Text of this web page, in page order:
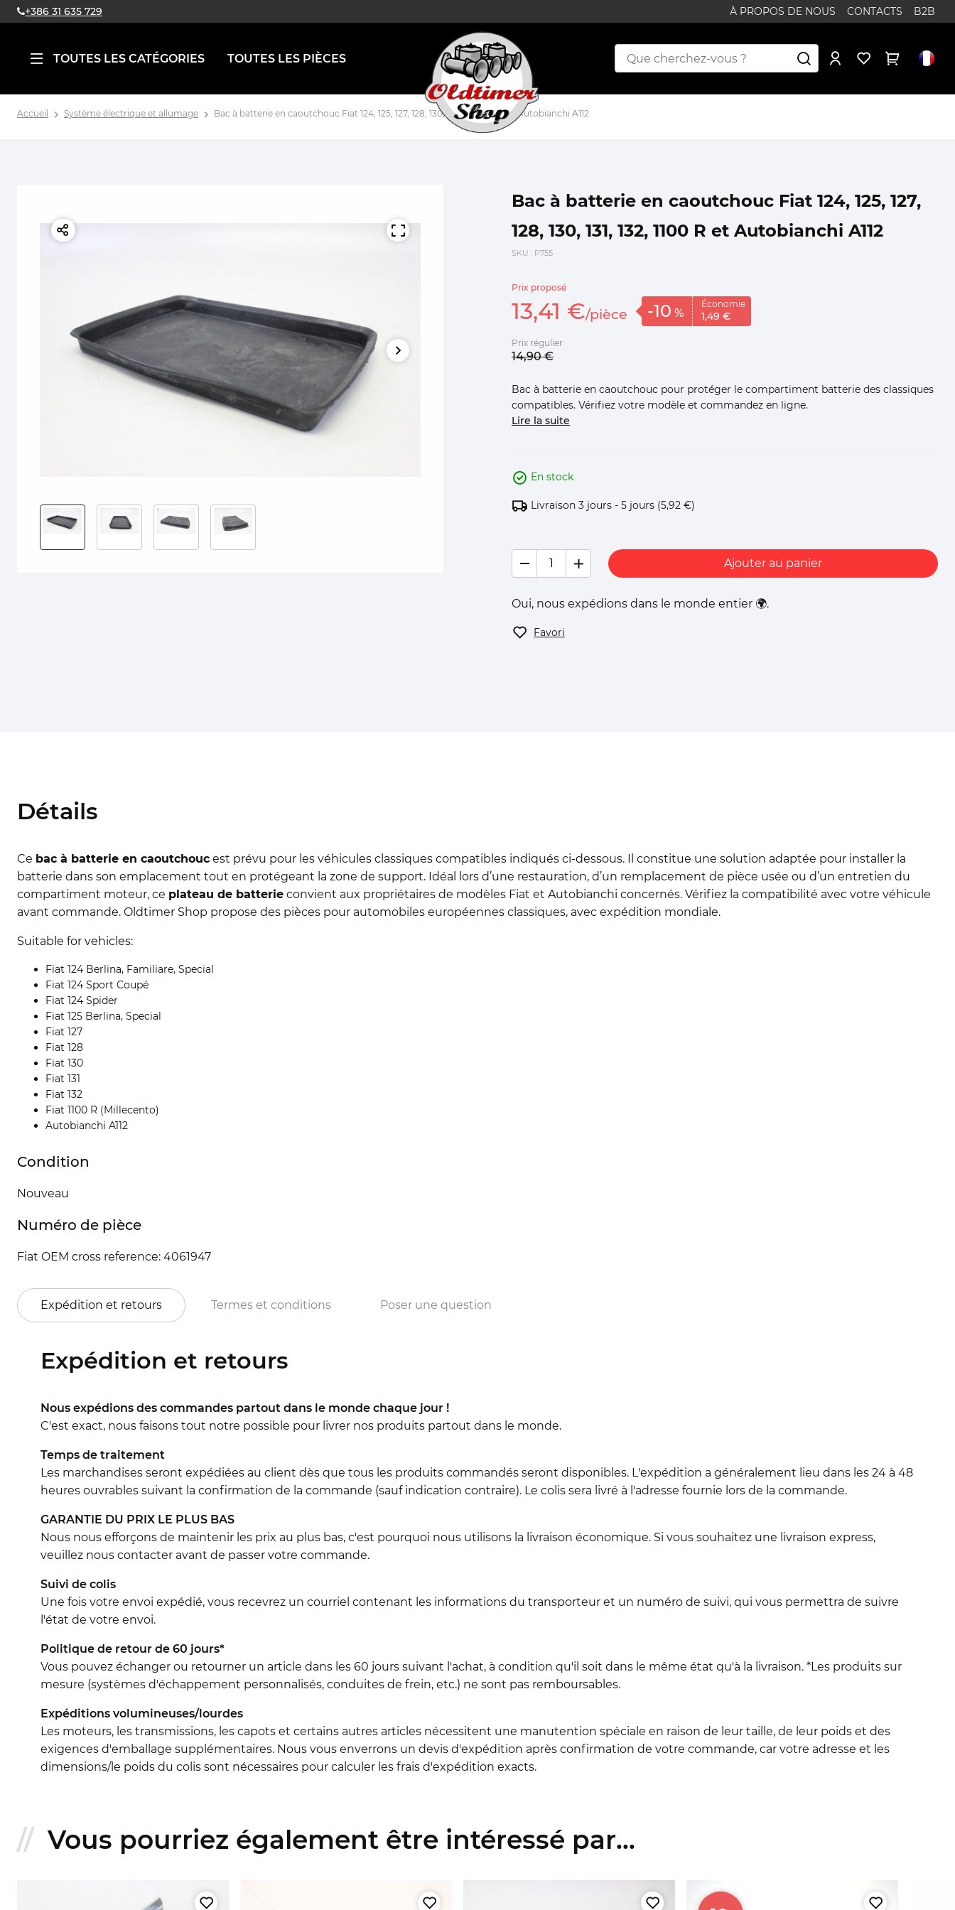
+386 31 635 729 À PROPOS DE NOUS CONTACTS B2B
TOUTES LES CATÉGORIES TOUTES LES PIÈCES
Accueil Système électrique et allumage Bac à batterie en caoutchouc Fiat 124, 125, 127, 128, 130, 131, 132, 1100 R et Autobianchi A112
Bac à batterie en caoutchouc Fiat 124, 125, 127,
128, 130, 131, 132, 1100 R et Autobianchi A112
SKU : P755
Prix proposé
13,41 €/pièce -10 %
Économie
1,49 €
Prix régulier
14,90 €
Bac à batterie en caoutchouc pour protéger le compartiment batterie des classiques
compatibles. Vérifiez votre modèle et commandez en ligne.
Lire la suite
En stock
Livraison 3 jours - 5 jours (5,92 €)
Ajouter au panier
Oui, nous expédions dans le monde entier 🌍.
Favori
Détails
Ce bac à batterie en caoutchouc est prévu pour les véhicules classiques compatibles indiqués ci-dessous. Il constitue une solution adaptée pour installer la
batterie dans son emplacement tout en protégeant la zone de support. Idéal lors d’une restauration, d’un remplacement de pièce usée ou d’un entretien du
compartiment moteur, ce plateau de batterie convient aux propriétaires de modèles Fiat et Autobianchi concernés. Vérifiez la compatibilité avec votre véhicule
avant commande. Oldtimer Shop propose des pièces pour automobiles européennes classiques, avec expédition mondiale.
Suitable for vehicles:
Fiat 124 Berlina, Familiare, Special
Fiat 124 Sport Coupé
Fiat 124 Spider
Fiat 125 Berlina, Special
Fiat 127
Fiat 128
Fiat 130
Fiat 131
Fiat 132
Fiat 1100 R (Millecento)
Autobianchi A112
Condition
Nouveau
Numéro de pièce
Fiat OEM cross reference: 4061947
Expédition et retours Termes et conditions Poser une question
Expédition et retours
Nous expédions des commandes partout dans le monde chaque jour !
C'est exact, nous faisons tout notre possible pour livrer nos produits partout dans le monde.
Temps de traitement
Les marchandises seront expédiées au client dès que tous les produits commandés seront disponibles. L'expédition a généralement lieu dans les 24 à 48
heures ouvrables suivant la confirmation de la commande (sauf indication contraire). Le colis sera livré à l'adresse fournie lors de la commande.
GARANTIE DU PRIX LE PLUS BAS
Nous nous efforçons de maintenir les prix au plus bas, c'est pourquoi nous utilisons la livraison économique. Si vous souhaitez une livraison express,
veuillez nous contacter avant de passer votre commande.
Suivi de colis
Une fois votre envoi expédié, vous recevrez un courriel contenant les informations du transporteur et un numéro de suivi, qui vous permettra de suivre
l'état de votre envoi.
Politique de retour de 60 jours*
Vous pouvez échanger ou retourner un article dans les 60 jours suivant l'achat, à condition qu'il soit dans le même état qu'à la livraison. *Les produits sur
mesure (systèmes d'échappement personnalisés, conduites de frein, etc.) ne sont pas remboursables.
Expéditions volumineuses/lourdes
Les moteurs, les transmissions, les capots et certains autres articles nécessitent une manutention spéciale en raison de leur taille, de leur poids et des
exigences d'emballage supplémentaires. Nous vous enverrons un devis d'expédition après confirmation de votre commande, car votre adresse et les
dimensions/le poids du colis sont nécessaires pour calculer les frais d'expédition exacts.
Vous pourriez également être intéressé par...